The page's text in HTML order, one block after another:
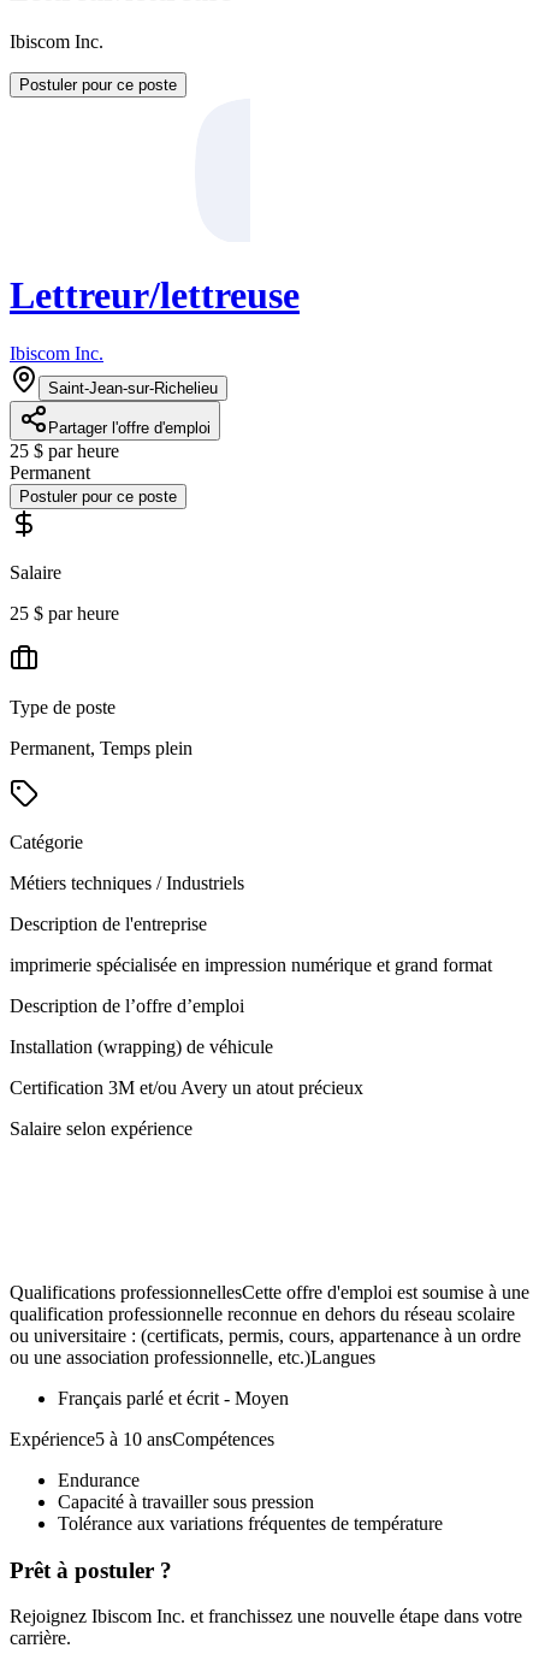
Ibiscom Inc.
Postuler pour ce poste
Lettreur/lettreuse
Ibiscom Inc.
Saint-Jean-sur-Richelieu
Partager l'offre d'emploi
25 $ par heure
Permanent
Postuler pour ce poste
Salaire
25 $ par heure
Type de poste
Permanent, Temps plein
Catégorie
Métiers techniques / Industriels
Description de l'entreprise
imprimerie spécialisée en impression numérique et grand format
Description de l’offre d’emploi
Installation (wrapping) de véhicule
Certification 3M et/ou Avery un atout précieux
Salaire selon expérience
Qualifications professionnellesCette offre d'emploi est soumise à une
qualification professionnelle reconnue en dehors du réseau scolaire
ou universitaire : (certificats, permis, cours, appartenance à un ordre
ou une association professionnelle, etc.)Langues
Français parlé et écrit - Moyen
Expérience5 à 10 ansCompétences
Endurance
Capacité à travailler sous pression
Tolérance aux variations fréquentes de température
Prêt à postuler ?
Rejoignez Ibiscom Inc. et franchissez une nouvelle étape dans votre
carrière.